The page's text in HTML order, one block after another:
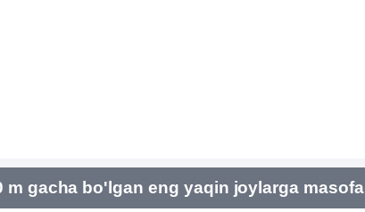
m gacha bo'lgan eng yaqin joylarga masofa